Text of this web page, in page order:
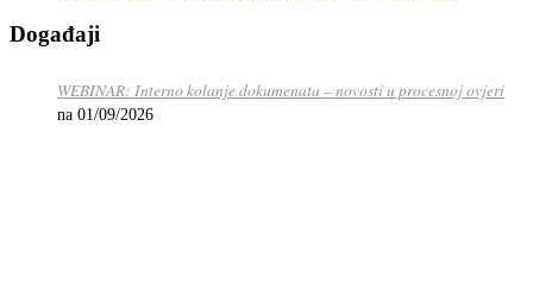
Događaji
WEBINAR: Interno kolanje dokumenata – novosti u procesnoj ovjeri
na 01/09/2026